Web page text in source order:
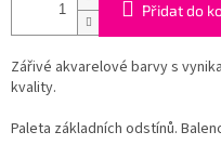
Přidat do
Zářivé akvarelové barvy s
kvality.
Paleta základních odstínů.